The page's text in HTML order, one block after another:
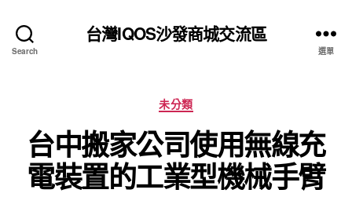
Search
台灣IQOS沙發商城交流區
選單
分
類
未分類
台中搬家公司使用無線充
電裝置的工業型機械手臂